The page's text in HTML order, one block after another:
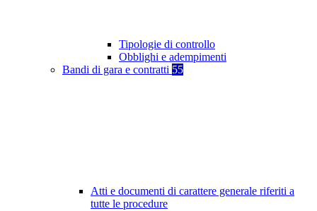
Tipologie di controllo
Obblighi e adempimenti
Bandi di gara e contratti 55
Atti e documenti di carattere generale riferiti a
tutte le procedure